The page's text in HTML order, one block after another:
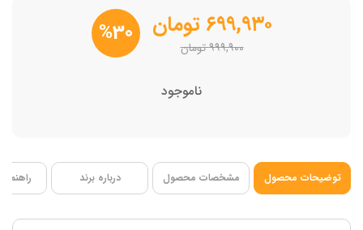
۶۹۹,۹۳۰ تومان
۹۹۹,۹۰۰تومان %30
ناموجود
توضیحات محصول مشخصات محصول درباره برند